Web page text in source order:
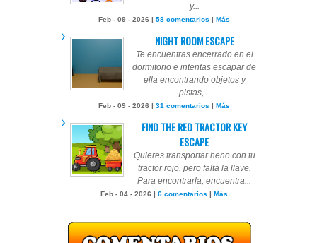
y...
Feb - 09 - 2026 | 58 comentarios Más
NIGHT ROOM ESCAPE
Te encuentras encerrado en el
dormitorio e intentas escapar de
ella encontrando objetos y
pistas,...
Feb - 09 - 2026 | 31 comentarios Más
FIND THE RED TRACTOR KEY
ESCAPE
Quieres transportar heno con tu
tractor rojo, pero falta la llave.
Para encontrarla, encuentra...
Feb - 04 - 2026 | 6 comentarios Más